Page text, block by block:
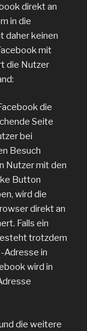
direkt an
in die
daher keinen
mit
die Nutzer
die
Seite
bei
Besuch
Nutzer mit den
Button
wird die
direkt an
Falls ein
trotzdem
Adresse in
wird in
die weitere